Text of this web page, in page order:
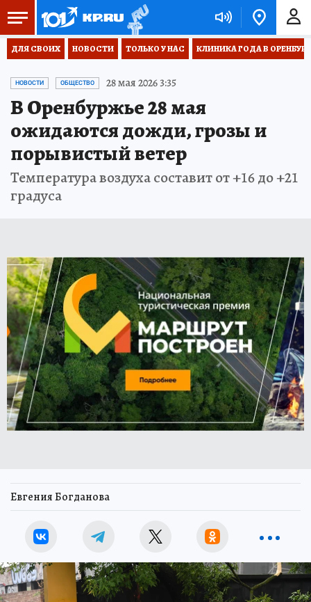
ДЛЯ СВОИХ НОВОСТИ ТОЛЬКО У НАС КЛИНИКА ГОДА В
НОВОСТИ ОБЩЕСТВО 28 мая 2026 3:35
В Оренбуржье 28 мая
ожидаются дожди, грозы и
порывистый ветер
Температура воздуха составит от +16 до +21
градуса
Евгения Богданова